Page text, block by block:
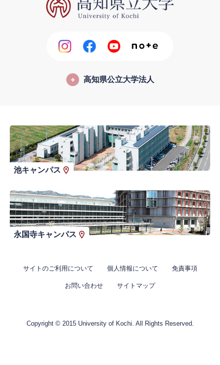
高知県公立大学法人
池キャンパス
永国寺キャンパス
サイトのご利用について 個人情報について 免責事項
お問い合わせ サイトマップ
Copyright © 2015 University of Kochi. All Rights Reserved.